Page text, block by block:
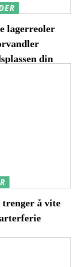
lagerreoler
din
å vite